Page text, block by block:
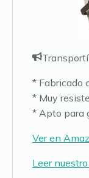
* Fabricado
* Muy
* Apto para
Ver en
Leer